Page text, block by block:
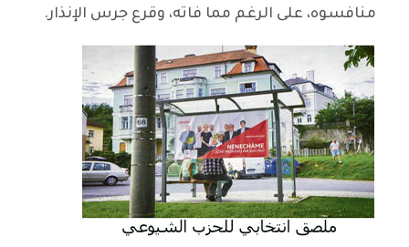
منافسوه، على الرغم مما فاته، وقرع جرس الإنذار.